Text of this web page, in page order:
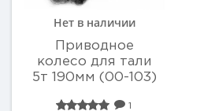
Нет в наличии
Приводное
колесо для тали
5т 190мм (00-103)
1